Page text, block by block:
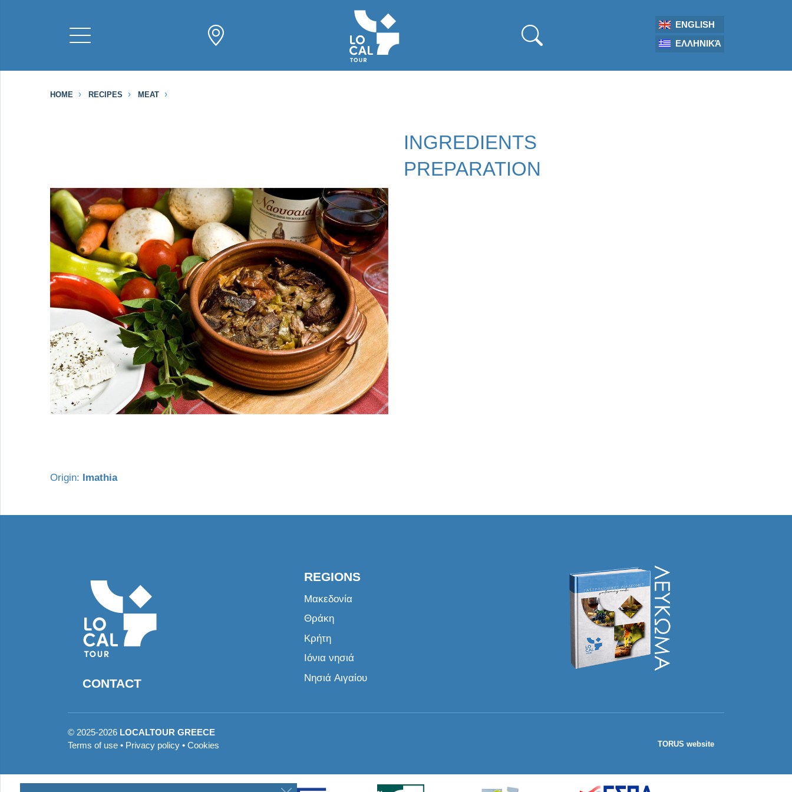
ENGLISH
ΕΛΛΗΝΙΚΆ
HOME RECIPES MEAT
Origin: Imathia
INGREDIENTS
PREPARATION
CONTACT
REGIONS
Μακεδονία
Θράκη
Κρήτη
Ιόνια νησιά
Νησιά Αιγαίου
© 2025-2026 LOCALTOUR GREECE
Terms of use• Privacy policy• Cookies TORUS website